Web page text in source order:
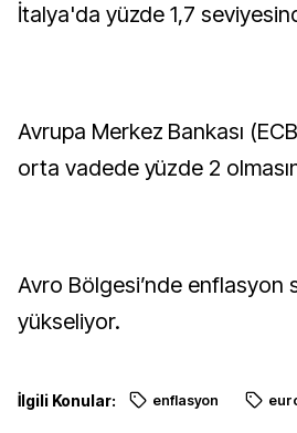
İtalya'da yüzde 1,7
Avrupa Merkez Bankası
orta vadede yüzde 2
Avro Bölgesi’nde enflasyon
yükseliyor.
İlgili Konular: enflasyon